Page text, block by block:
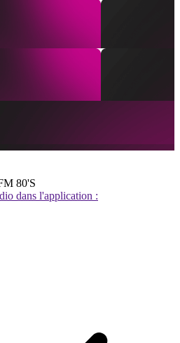
80'S
dans l'application :